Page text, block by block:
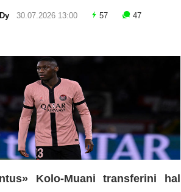
30.07.2026 13:00 57 47
Kolo-Muani transferini hal